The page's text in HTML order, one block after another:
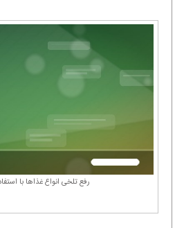
رفع تلخی انواع غذاها با